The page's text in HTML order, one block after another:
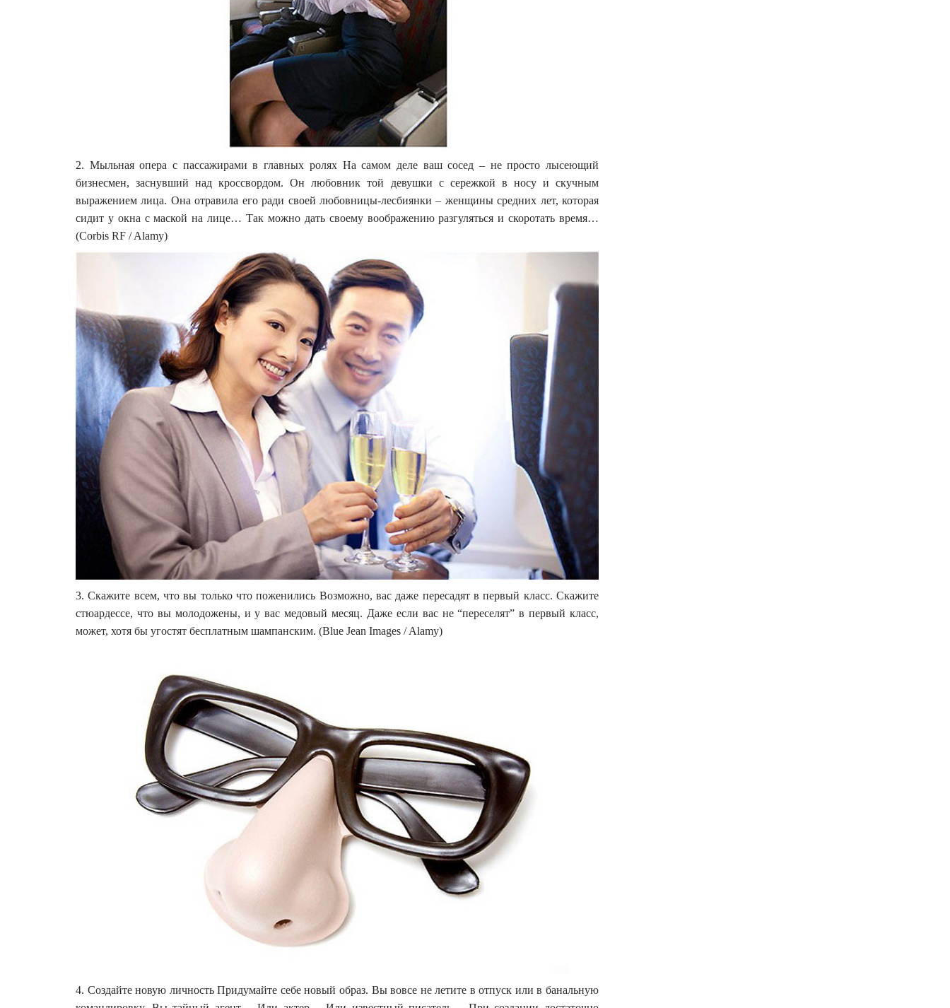
2. Мыльная опера с пассажирами в главных ролях На самом деле ваш сосед – не просто лысеющий
бизнесмен, заснувший над кроссвордом. Он любовник той девушки с сережкой в носу и скучным
выражением лица. Она отравила его ради своей любовницы-лесбиянки – женщины средних лет, которая
сидит у окна с маской на лице… Так можно дать своему воображению разгуляться и скоротать время…
(Corbis RF / Alamy)
3. Скажите всем, что вы только что поженились Возможно, вас даже пересадят в первый класс. Скажите
стюардессе, что вы молодожены, и у вас медовый месяц. Даже если вас не “переселят” в первый класс,
может, хотя бы угостят бесплатным шампанским. (Blue Jean Images / Alamy)
4. Создайте новую личность Придумайте себе новый образ. Вы вовсе не летите в отпуск или в банальную